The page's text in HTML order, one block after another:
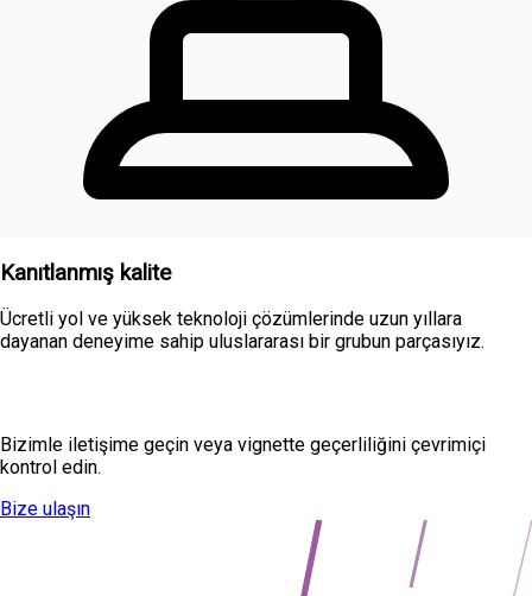
Kanıtlanmış kalite
Ücretli yol ve yüksek teknoloji çözümlerinde uzun yıllara
dayanan deneyime sahip uluslararası bir grubun parçasıyız.
Bizimle iletişime geçin veya vignette geçerliliğini çevrimiçi
kontrol edin.
Bize ulaşın